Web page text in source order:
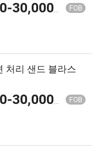
-30,000.00 FOB
처리 샌드 블라스
-30,000.00 FOB